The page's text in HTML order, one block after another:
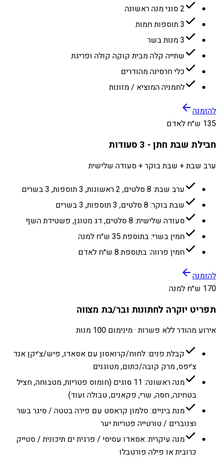
2 סוגי מנה ראשונה
3 תוספות חמות
3 מנות בשר
שתייה קלה מבית קוקה קולה ופריגת
כלי חרסינה מהודרים
לחמניה המוציא / מזונות
להזמנה
135 ש״ח לאדם
חבילת שבת חתן - 3 סעודות
ערב שבת + שבת בוקר + סעודה שלישית
ערב שבת: 8 סלטים, 2 ראשונות, 3 תוספות, 3 בשרים
שבת בוקר: 8 סלטים, 3 תוספות, 3 בשרים
סעודה שלישית: 8 סלטים, דג מטוגן, פשטידת השף
חמין בשרי: בתוספת 35 ש״ח למנה
חמין פרווה: בתוספת 8 ש״ח לאדם
להזמנה
170 ש״ח למנה
תפריט יוקרה לחתונות ובר/בת מצווה
אירוע מהודר ללא פשרות · מינימום 100 מנות
קבלת פנים: לחוח/קרואסון עם אסאדו, פיש/צ׳יקן אנד
צ׳יפס, מרק קובה/כתום, מטוגנים
מנה ראשונה: 11 סוגים (חומוס פטריות, מטבוחה, חציל
בטחינה, חסה, שרי, פקאנים, טבולה ועוד)
מנת ביניים: סלמון קראסט עם פירה בטטה / סיגר בשר
וצנוברים / טורטייה פטריות יער
מנה עיקרית: אסאדו עסיסי / פרגית ים תיכונית / סטייק
כרובית או פילה פורטבלו